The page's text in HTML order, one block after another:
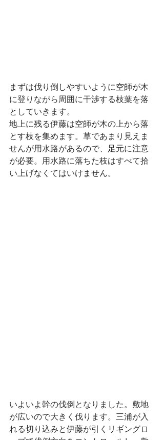
まずは伐り倒しやすいように空師が木
に登りながら周囲に干渉する枝葉を落
としていきます。
地上に残る伊藤は空師が木の上から落
とす枝を集めます。草であまり見えま
せんが用水路があるので、足元に注意
が必要。用水路に落ちた枝はすべて拾
い上げなくてはいけません。
いよいよ幹の伐倒となりました。敷地
が広いので大きく伐ります。三浦が入
れる切り込みと伊藤が引くリギングロ